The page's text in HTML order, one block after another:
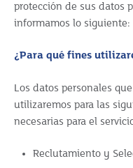
protección de sus datos
informamos lo siguiente:
¿Para qué fines
Los datos personales
utilizaremos para las
necesarias para el
Reclutamiento y